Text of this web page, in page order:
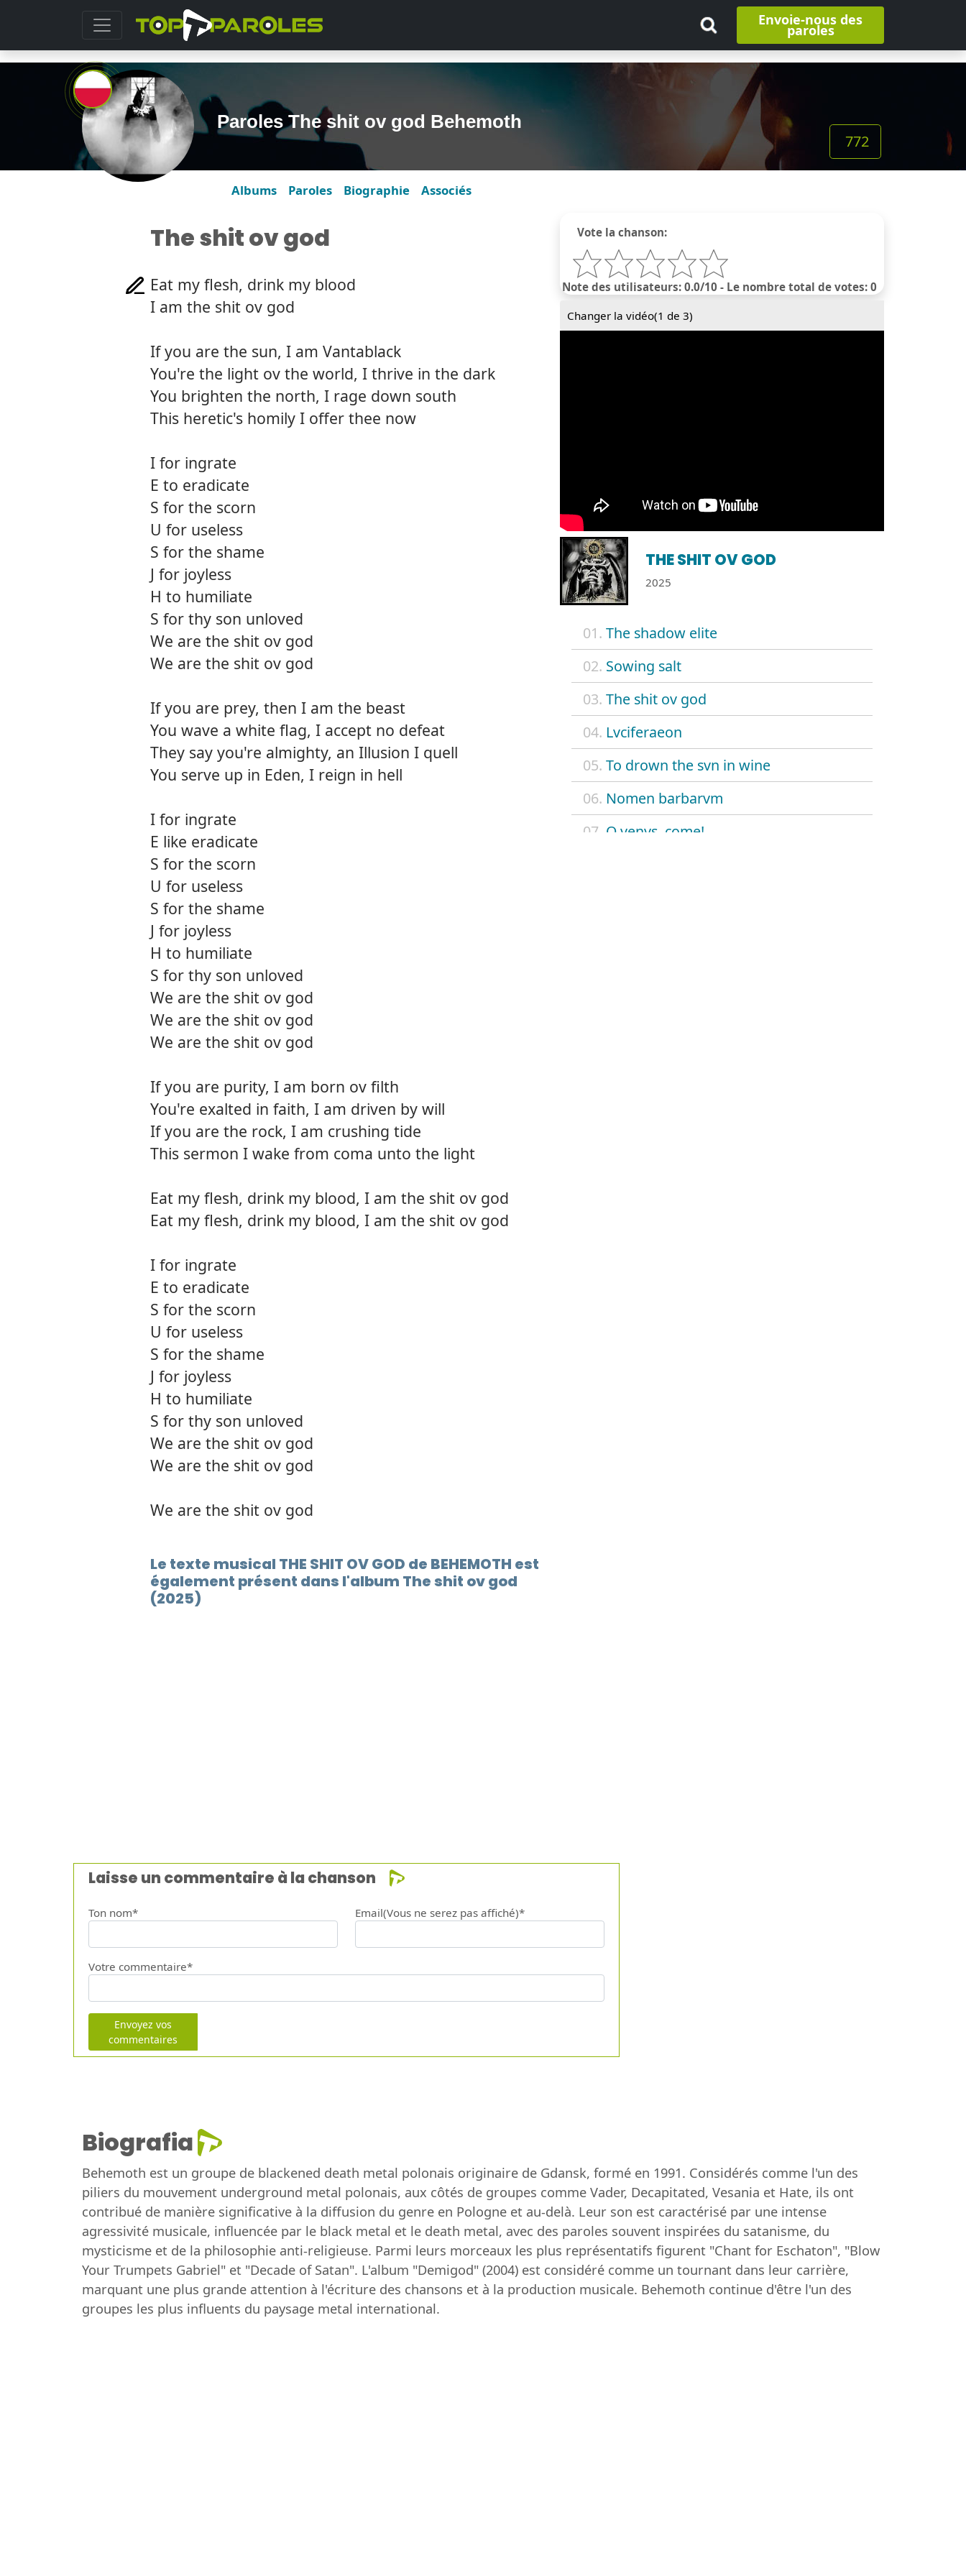
Envoie-nous des
paroles
Paroles The shit ov god Behemoth
772
Albums Paroles Biographie Associés
Vote la chanson:
Note des utilisateurs: 0.0/10 - Le nombre total de votes: 0
Changer la vidéo(1 de 3)
THE SHIT OV GOD
2025
01. The shadow elite
02. Sowing salt
03. The shit ov god
04. Lvciferaeon
05. To drown the svn in wine
06. Nomen barbarvm
07. O venvs, come!
The shit ov god
Eat my flesh, drink my blood
I am the shit ov god
If you are the sun, I am Vantablack
You're the light ov the world, I thrive in the dark
You brighten the north, I rage down south
This heretic's homily I offer thee now
I for ingrate
E to eradicate
S for the scorn
U for useless
S for the shame
J for joyless
H to humiliate
S for thy son unloved
We are the shit ov god
We are the shit ov god
If you are prey, then I am the beast
You wave a white flag, I accept no defeat
They say you're almighty, an Illusion I quell
You serve up in Eden, I reign in hell
I for ingrate
E like eradicate
S for the scorn
U for useless
S for the shame
J for joyless
H to humiliate
S for thy son unloved
We are the shit ov god
We are the shit ov god
We are the shit ov god
If you are purity, I am born ov filth
You're exalted in faith, I am driven by will
If you are the rock, I am crushing tide
This sermon I wake from coma unto the light
Eat my flesh, drink my blood, I am the shit ov god
Eat my flesh, drink my blood, I am the shit ov god
I for ingrate
E to eradicate
S for the scorn
U for useless
S for the shame
J for joyless
H to humiliate
S for thy son unloved
We are the shit ov god
We are the shit ov god
We are the shit ov god
Le texte musical THE SHIT OV GOD de BEHEMOTH est
également présent dans l'album The shit ov god
(2025)
Laisse un commentaire à la chanson
Ton nom* Email(Vous ne serez pas affiché)*
Votre commentaire*
Envoyez vos
commentaires
Biografia
Behemoth est un groupe de blackened death metal polonais originaire de Gdansk, formé en 1991. Considérés comme l'un des
piliers du mouvement underground metal polonais, aux côtés de groupes comme Vader, Decapitated, Vesania et Hate, ils ont
contribué de manière significative à la diffusion du genre en Pologne et au-delà. Leur son est caractérisé par une intense
agressivité musicale, influencée par le black metal et le death metal, avec des paroles souvent inspirées du satanisme, du
mysticisme et de la philosophie anti-religieuse. Parmi leurs morceaux les plus représentatifs figurent "Chant for Eschaton", "Blow
Your Trumpets Gabriel" et "Decade of Satan". L'album "Demigod" (2004) est considéré comme un tournant dans leur carrière,
marquant une plus grande attention à l'écriture des chansons et à la production musicale. Behemoth continue d'être l'un des
groupes les plus influents du paysage metal international.